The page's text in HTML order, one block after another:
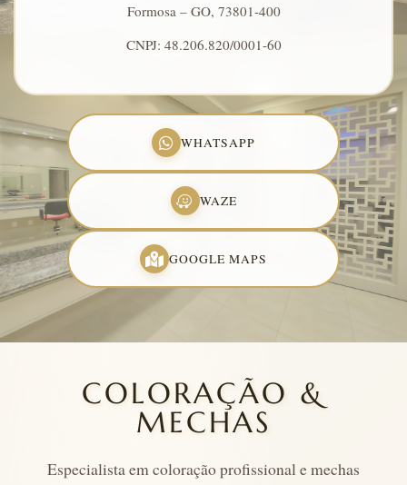
Formosa – GO, 73801-400
CNPJ: 48.206.820/0001-60
WHATSAPP
WAZE
GOOGLE MAPS
COLORAÇÃO &
MECHAS
Especialista em coloração profissional e mechas